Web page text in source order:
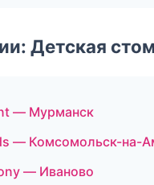
Детская
— Мурманск
— Комсомольск-на-
— Иваново